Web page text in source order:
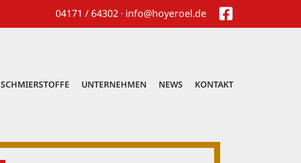
04171 / 64302 · info@hoyeroel.de
SCHMIERSTOFFE UNTERNEHMEN NEWS KONTAKT